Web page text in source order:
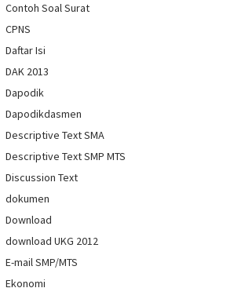
Contoh Soal Surat
CPNS
Daftar Isi
DAK 2013
Dapodik
Dapodikdasmen
Descriptive Text SMA
Descriptive Text SMP MTS
Discussion Text
dokumen
Download
download UKG 2012
E-mail SMP/MTS
Ekonomi